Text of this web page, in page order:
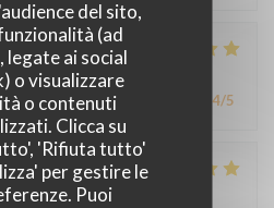
del sito,
(ad
legate ai social
o visualizzare
o contenuti
Clicca su
'Rifiuta tutto'
per gestire le
Puoi
/5 Cucina: 5/5 Qualità / Prezzo 4/5
3